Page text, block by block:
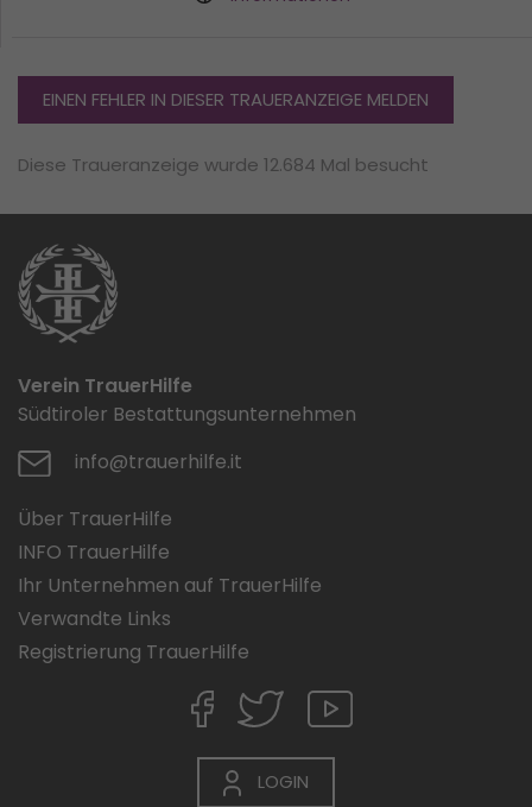
EINEN FEHLER IN DIESER TRAUERANZEIGE MELDEN
Diese Traueranzeige wurde 12.684 Mal besucht
Verein TrauerHilfe
Südtiroler Bestattungsunternehmen
info@trauerhilfe.it
Über TrauerHilfe
INFO TrauerHilfe
Ihr Unternehmen auf TrauerHilfe
Verwandte Links
Registrierung TrauerHilfe
LOGIN